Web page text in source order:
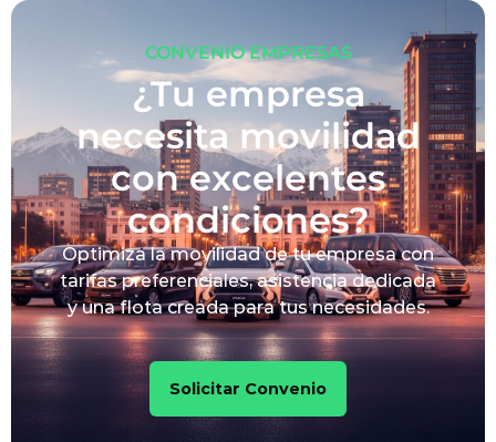
CONVENIO EMPRESAS
¿Tu empresa
necesita movilidad
con excelentes
condiciones?
Optimiza la movilidad de tu empresa con
tarifas preferenciales, asistencia dedicada
y una flota creada para tus necesidades.
Solicitar Convenio